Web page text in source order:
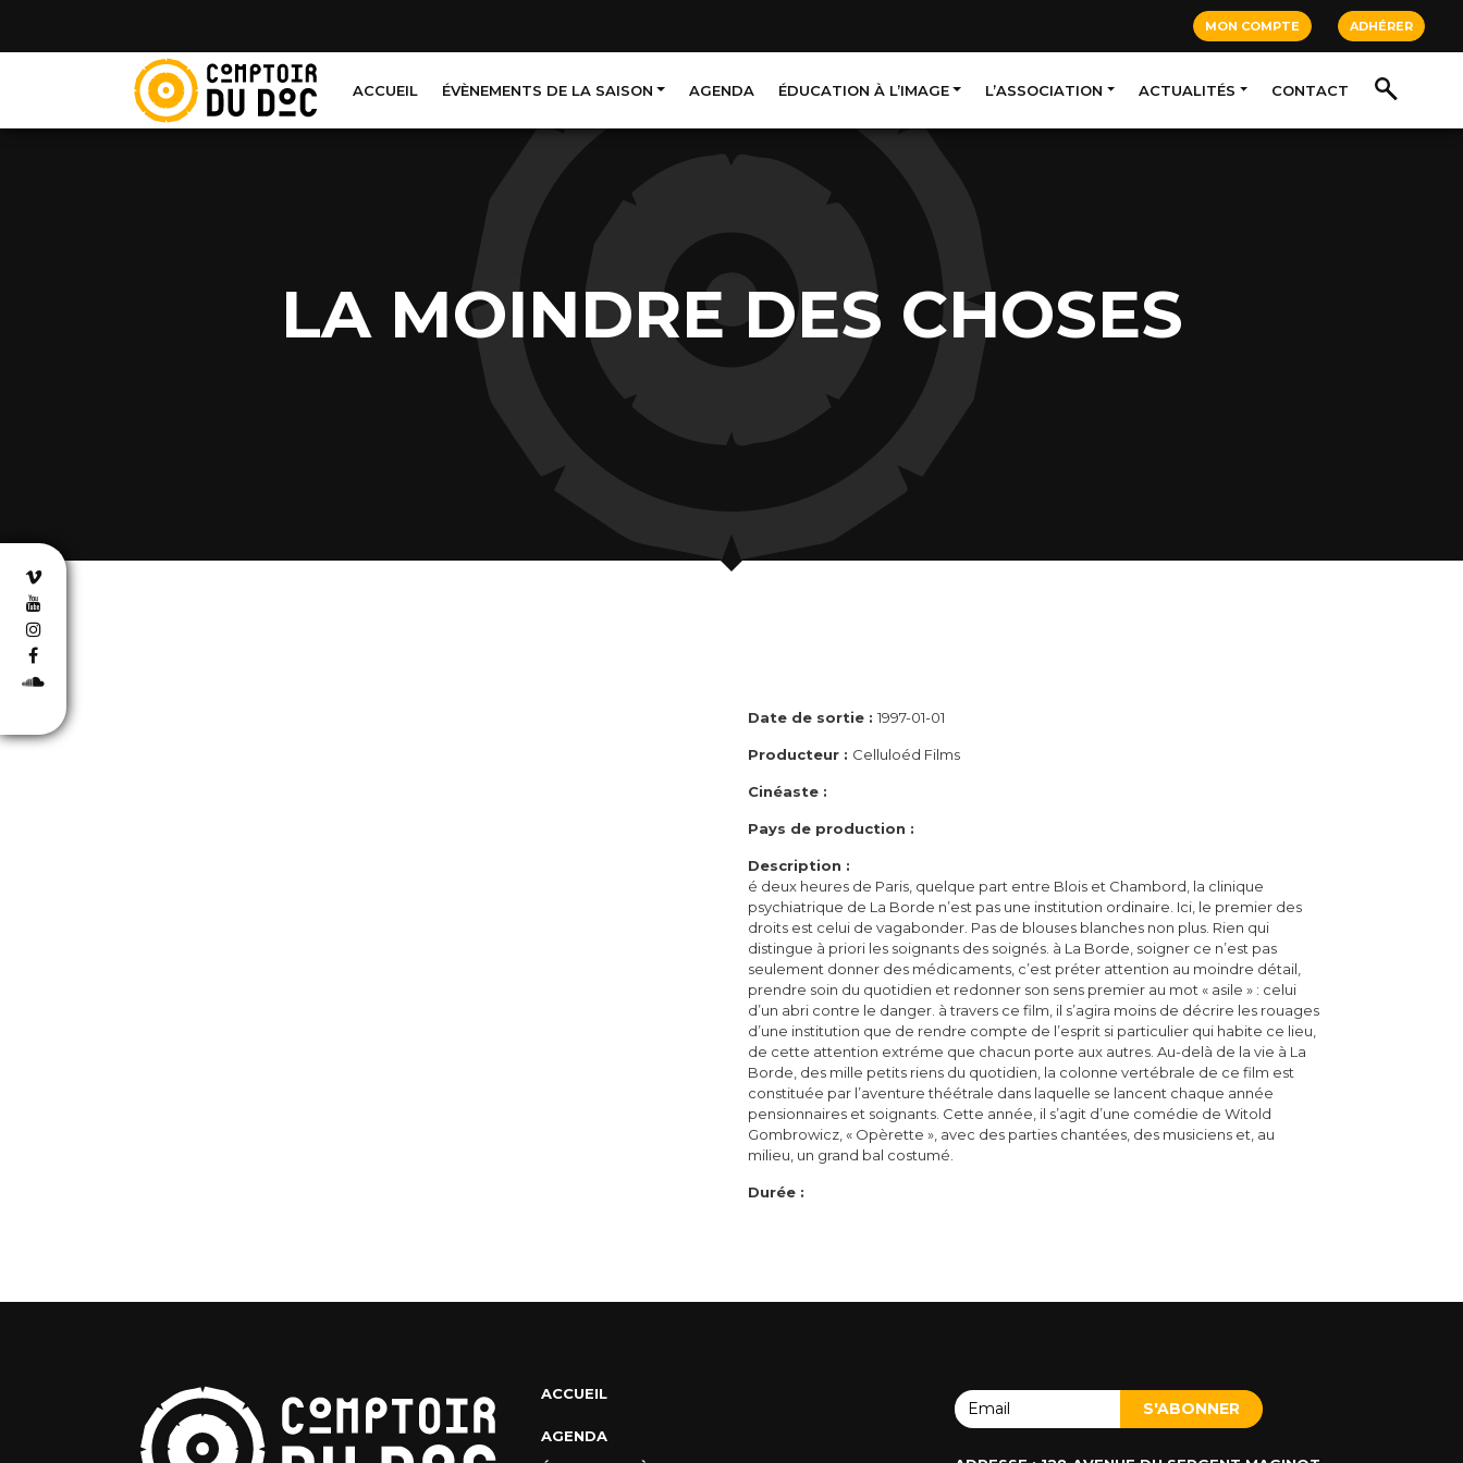
MON COMPTE ADHÉRER
ACCUEIL ÉVÈNEMENTS DE LA SAISON AGENDA ÉDUCATION À L’IMAGE L’ASSOCIATION ACTUALITÉS CONTACT
LA MOINDRE DES CHOSES
Date de sortie : 1997-01-01
Producteur : Celluloéd Films
Cinéaste :
Pays de production :
Description :
é deux heures de Paris, quelque part entre Blois et Chambord, la clinique
psychiatrique de La Borde n’est pas une institution ordinaire. Ici, le premier des
droits est celui de vagabonder. Pas de blouses blanches non plus. Rien qui
distingue à priori les soignants des soignés. à La Borde, soigner ce n’est pas
seulement donner des médicaments, c’est préter attention au moindre détail,
prendre soin du quotidien et redonner son sens premier au mot « asile » : celui
d’un abri contre le danger. à travers ce film, il s’agira moins de décrire les rouages
d’une institution que de rendre compte de l’esprit si particulier qui habite ce lieu,
de cette attention extréme que chacun porte aux autres. Au-delà de la vie à La
Borde, des mille petits riens du quotidien, la colonne vertébrale de ce film est
constituée par l’aventure théétrale dans laquelle se lancent chaque année
pensionnaires et soignants. Cette année, il s’agit d’une comédie de Witold
Gombrowicz, « Opèrette », avec des parties chantées, des musiciens et, au
milieu, un grand bal costumé.
Durée :
ACCUEIL
AGENDA